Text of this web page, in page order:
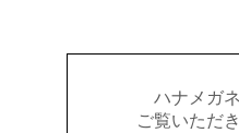
ハナメガ
ご覧いただ